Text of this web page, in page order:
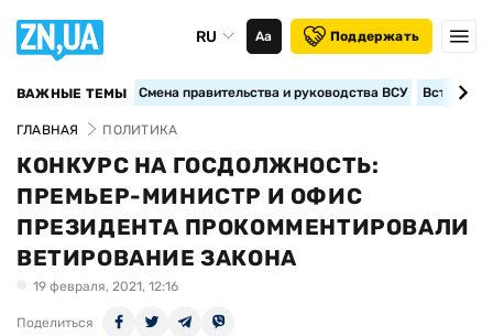
RU Аа Поддержать
ВАЖНЫЕ ТЕМЫ Смена правительства и руководства ВСУ
ГЛАВНАЯ ПОЛИТИКА
КОНКУРС НА ГОСДОЛЖНОСТЬ:
ПРЕМЬЕР-МИНИСТР И ОФИС
ПРЕЗИДЕНТА ПРОКОММЕНТИРОВАЛИ
ВЕТИРОВАНИЕ ЗАКОНА
19 февраля, 2021, 12:16
Поделиться